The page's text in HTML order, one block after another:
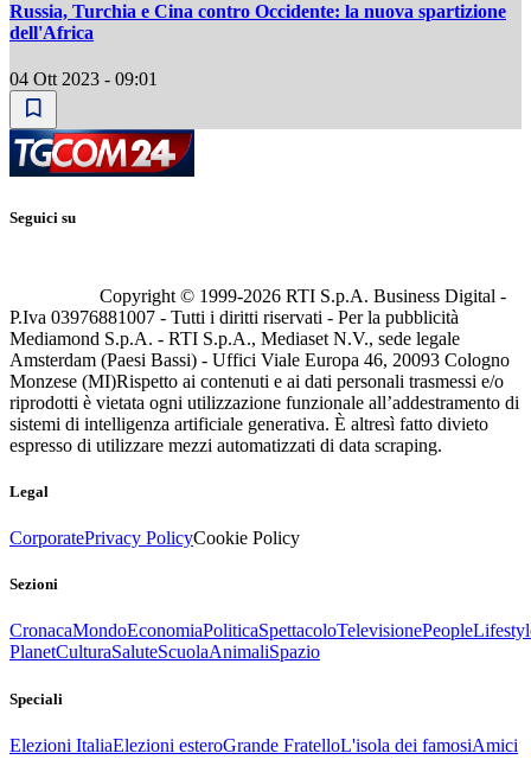
Russia, Turchia e Cina contro Occidente: la nuova spartizione
dell'Africa
04 Ott 2023 - 09:01
Seguici su
Copyright © 1999-2026 RTI S.p.A. Business Digital -
P.Iva 03976881007 - Tutti i diritti riservati - Per la pubblicità
Mediamond S.p.A. - RTI S.p.A., Mediaset N.V., sede legale
Amsterdam (Paesi Bassi) - Uffici Viale Europa 46, 20093 Cologno
Monzese (MI)Rispetto ai contenuti e ai dati personali trasmessi e/o
riprodotti è vietata ogni utilizzazione funzionale all’addestramento di
sistemi di intelligenza artificiale generativa. È altresì fatto divieto
espresso di utilizzare mezzi automatizzati di data scraping.
Legal
CorporatePrivacy PolicyCookie Policy
Sezioni
CronacaMondoEconomiaPoliticaSpettacoloTelevisionePeople
PlanetCulturaSaluteScuolaAnimaliSpazio
Speciali
Elezioni ItaliaElezioni esteroGrande FratelloL'isola dei famosiAmici